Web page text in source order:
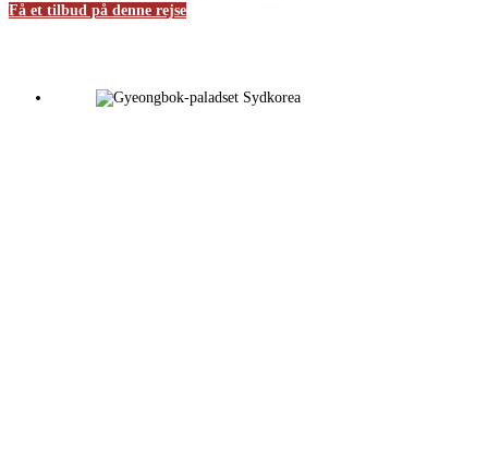
Få et tilbud på denne rejse